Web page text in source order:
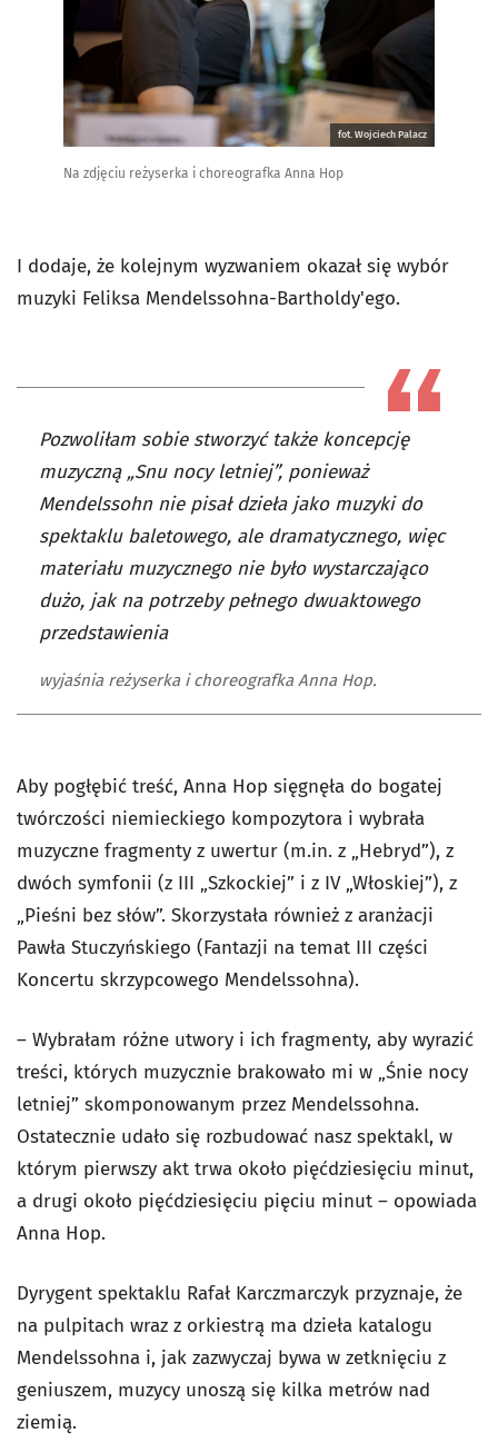
fot. Wojciech Palacz
Na zdjęciu reżyserka i choreografka Anna Hop
I dodaje, że kolejnym wyzwaniem okazał się wybór
muzyki Feliksa Mendelssohna-Bartholdy'ego.
Pozwoliłam sobie stworzyć także koncepcję
muzyczną „Snu nocy letniej”, ponieważ
Mendelssohn nie pisał dzieła jako muzyki do
spektaklu baletowego, ale dramatycznego, więc
materiału muzycznego nie było wystarczająco
dużo, jak na potrzeby pełnego dwuaktowego
przedstawienia
wyjaśnia reżyserka i choreografka Anna Hop.
Aby pogłębić treść, Anna Hop sięgnęła do bogatej
twórczości niemieckiego kompozytora i wybrała
muzyczne fragmenty z uwertur (m.in. z „Hebryd”), z
dwóch symfonii (z III „Szkockiej” i z IV „Włoskiej”), z
„Pieśni bez słów”. Skorzystała również z aranżacji
Pawła Stuczyńskiego (Fantazji na temat III części
Koncertu skrzypcowego Mendelssohna).
– Wybrałam różne utwory i ich fragmenty, aby wyrazić
treści, których muzycznie brakowało mi w „Śnie nocy
letniej” skomponowanym przez Mendelssohna.
Ostatecznie udało się rozbudować nasz spektakl, w
którym pierwszy akt trwa około pięćdziesięciu minut,
a drugi około pięćdziesięciu pięciu minut – opowiada
Anna Hop.
Dyrygent spektaklu Rafał Karczmarczyk przyznaje, że
na pulpitach wraz z orkiestrą ma dzieła katalogu
Mendelssohna i, jak zazwyczaj bywa w zetknięciu z
geniuszem, muzycy unoszą się kilka metrów nad
ziemią.